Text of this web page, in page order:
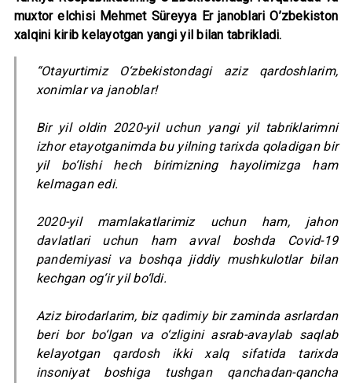
muxtor elchisi Mehmet Süreyya Er janoblari O’zbekiston
xalqini kirib kelayotgan yangi yil bilan tabrikladi.
“Otayurtimiz O‘zbekistondagi aziz qardoshlarim,
xonimlar va janoblar!
Bir yil oldin 2020-yil uchun yangi yil tabriklarimni
izhor etayotganimda bu yilning tarixda qoladigan bir
yil bo‘lishi hech birimizning hayolimizga ham
kelmagan edi.
2020-yil mamlakatlarimiz uchun ham, jahon
davlatlari uchun ham avval boshda Covid-19
pandemiyasi va boshqa jiddiy mushkulotlar bilan
kechgan og‘ir yil bo‘ldi.
Aziz birodarlarim, biz qadimiy bir zaminda asrlardan
beri bor bo‘lgan va o‘zligini asrab-avaylab saqlab
kelayotgan qardosh ikki xalq sifatida tarixda
insoniyat boshiga tushgan qanchadan-qancha